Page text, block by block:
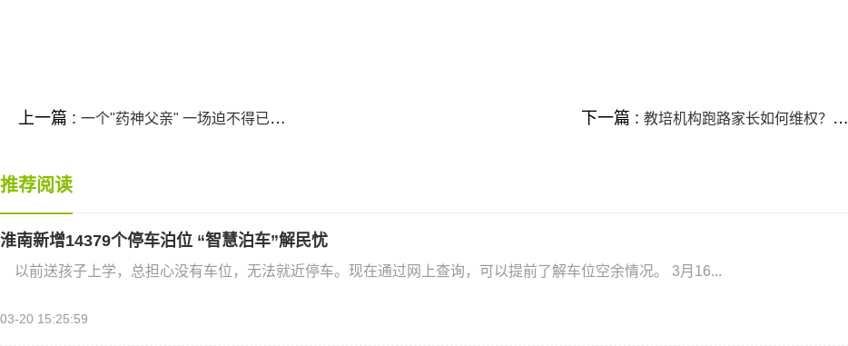
上一篇 : 一个"药神父亲" 一场迫不得已的冒险自救 下一篇 : 教培机构跑路家长如何维权？专家建议完善责任追究机制
推荐阅读
淮南新增14379个停车泊位 “智慧泊车”解民忧
以前送孩子上学，总担心没有车位，无法就近停车。现在通过网上查询，可以提前了解车位空余情况。 3月16...
03-20 15:25:59